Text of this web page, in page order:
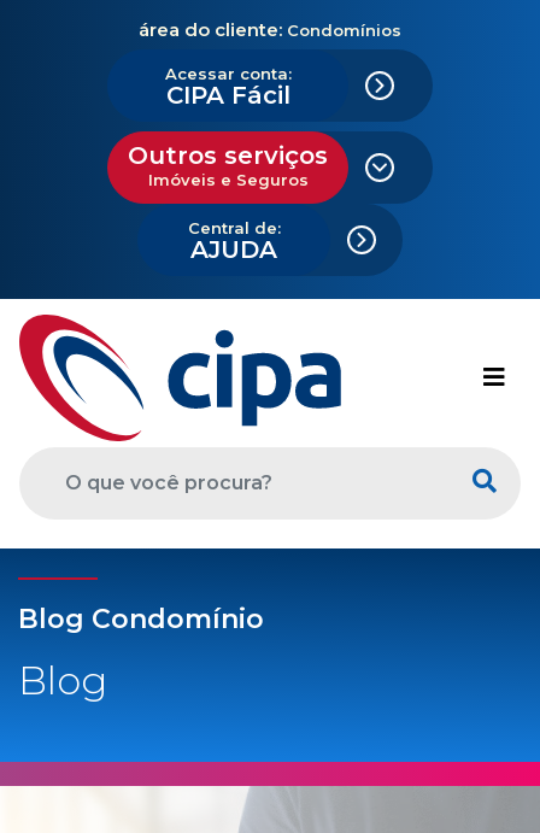
área do cliente: Condomínios
Acessar conta:
CIPA Fácil
Outros serviços
Imóveis e Seguros
Central de:
AJUDA
Blog Condomínio
Blog